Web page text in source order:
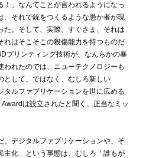
！」なんてことが言われるようになっ
、それで銃をつくるような愚か者が現
。そして、実際、すぐさま、それは
れはそこそこの殺傷能力を持つものだ
プリンティング技術が、なんらかの暴
れたのでは、ニューテクノロジーも
として、ではなく、むしろ新しい
タルファブリケーションを世に広める
は設立されたと聞く。正当なミッ
デジタルファブリケーションや、そ
主化」という事態は、むしろ「誰もが